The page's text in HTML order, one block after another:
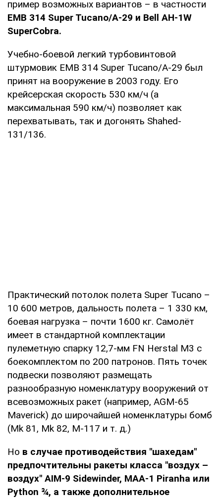
пример возможных вариантов – в частности
EMB 314 Super Tucano/A-29 и Bell AH-1W
SuperCobra.
Учебно-боевой легкий турбовинтовой
штурмовик EMB 314 Super Tucano/A-29 был
принят на вооружение в 2003 году. Его
крейсерская скорость 530 км/ч (а
максимальная 590 км/ч) позволяет как
перехватывать, так и догонять Shahed-
131/136.
Практический потолок полета Super Tucano –
10 600 метров, дальность полета – 1 330 км,
боевая нагрузка – почти 1600 кг. Самолёт
имеет в стандартной комплектации
пулеметную спарку 12,7-мм FN Herstal M3 с
боекомплектом по 200 патронов. Пять точек
подвески позволяют размещать
разнообразную номенклатуру вооружений от
всевозможных ракет (например, AGM-65
Maverick) до широчайшей номенклатуры бомб
(Mk 81, Mk 82, M-117 и т. д.)
Но в случае противодействия "шахедам"
предпочтительны ракеты класса "воздух –
воздух" AIM-9 Sidewinder, MAA-1 Piranha или
Python ¾, а также дополнительное